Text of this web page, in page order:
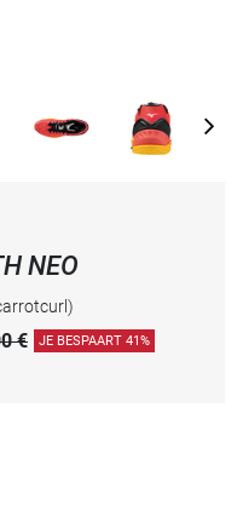
NEO
€ JE BESPAART 41%